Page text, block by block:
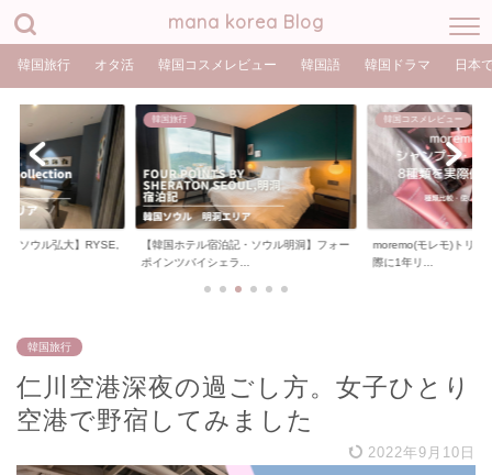
mana korea Blog
韓国旅行 オタ活 韓国コスメレビュー 韓国語 韓国ドラマ 日本
・ソウル弘大】RYSE,
韓国旅行
【韓国ホテル宿泊記・ソウル明洞】フォー
ポインツバイシェラ...
韓国コスメレビュー
moremo(モレモ)トリー
際に1年リ...
韓国旅行
仁川空港深夜の過ごし方。女子ひとり
空港で野宿してみました
2022年9月10日